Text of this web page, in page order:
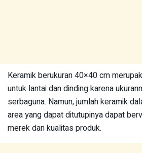
Keramik berukuran 40×40 cm
untuk lantai dan dinding karena
serbaguna. Namun, jumlah keramik
area yang dapat ditutupinya dapat
merek dan kualitas produk.